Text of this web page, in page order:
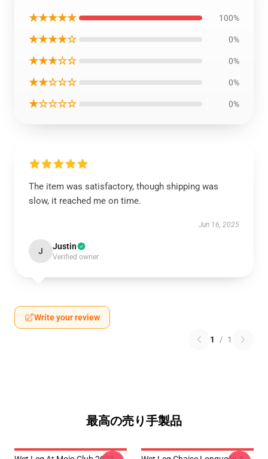
★★★★★ 100%
★★★★☆ 0%
★★★☆☆ 0%
★★☆☆☆ 0%
★☆☆☆☆ 0%
The item was satisfactory, though shipping was
slow, it reached me on time.
Jun 16, 2025
J Justin
Verified owner
Write your review
1 / 1
最高の売り手製品